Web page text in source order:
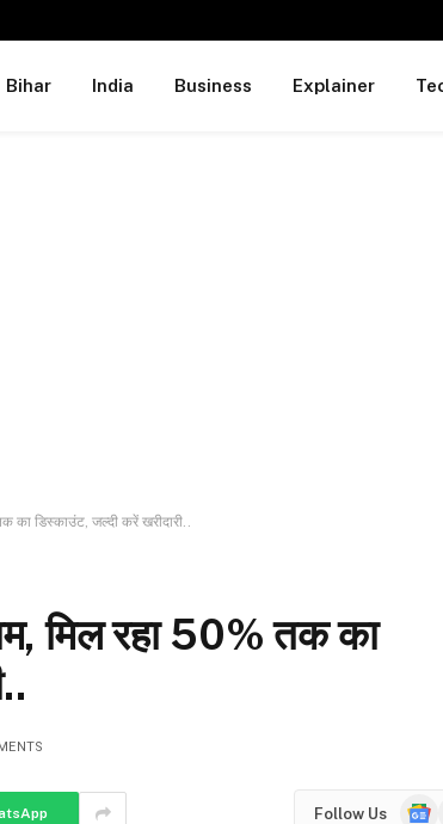
Bihar India Business Explainer
का डिस्काउंट, जल्दी करें खरीदारी..
मिल रहा 50% तक का
Follow Us